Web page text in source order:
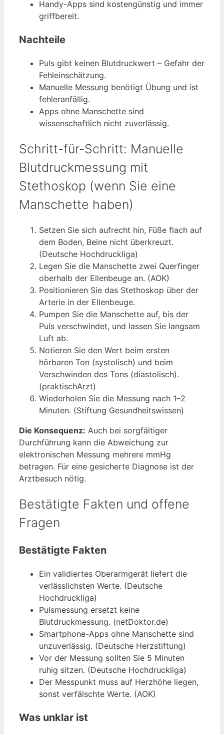
Handy-Apps sind kostengünstig und immer
griffbereit.
Nachteile
Puls gibt keinen Blutdruckwert – Gefahr der
Fehleinschätzung.
Manuelle Messung benötigt Übung und ist
fehleranfällig.
Apps ohne Manschette sind
wissenschaftlich nicht zuverlässig.
Schritt-für-Schritt: Manuelle
Blutdruckmessung mit
Stethoskop (wenn Sie eine
Manschette haben)
Setzen Sie sich aufrecht hin, Füße flach auf
dem Boden, Beine nicht überkreuzt.
(Deutsche Hochdruckliga)
Legen Sie die Manschette zwei Querfinger
oberhalb der Ellenbeuge an. (AOK)
Positionieren Sie das Stethoskop über der
Arterie in der Ellenbeuge.
Pumpen Sie die Manschette auf, bis der
Puls verschwindet, und lassen Sie langsam
Luft ab.
Notieren Sie den Wert beim ersten
hörbaren Ton (systolisch) und beim
Verschwinden des Tons (diastolisch).
(praktischArzt)
Wiederholen Sie die Messung nach 1–2
Minuten. (Stiftung Gesundheitswissen)
Die Konsequenz: Auch bei sorgfältiger
Durchführung kann die Abweichung zur
elektronischen Messung mehrere mmHg
betragen. Für eine gesicherte Diagnose ist der
Arztbesuch nötig.
Bestätigte Fakten und offene
Fragen
Bestätigte Fakten
Ein validiertes Oberarmgerät liefert die
verlässlichsten Werte. (Deutsche
Hochdruckliga)
Pulsmessung ersetzt keine
Blutdruckmessung. (netDoktor.de)
Smartphone-Apps ohne Manschette sind
unzuverlässig. (Deutsche Herzstiftung)
Vor der Messung sollten Sie 5 Minuten
ruhig sitzen. (Deutsche Hochdruckliga)
Der Messpunkt muss auf Herzhöhe liegen,
sonst verfälschte Werte. (AOK)
Was unklar ist